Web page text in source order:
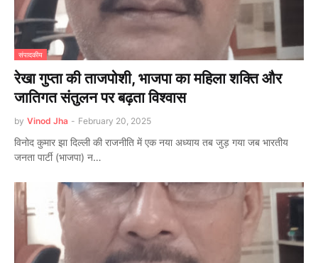
संपादकीय
रेखा गुप्ता की ताजपोशी, भाजपा का महिला शक्ति और
जातिगत संतुलन पर बढ़ता विश्वास
by Vinod Jha - February 20, 2025
विनोद कुमार झा दिल्ली की राजनीति में एक नया अध्याय तब जुड़ गया जब भारतीय
जनता पार्टी (भाजपा) न…